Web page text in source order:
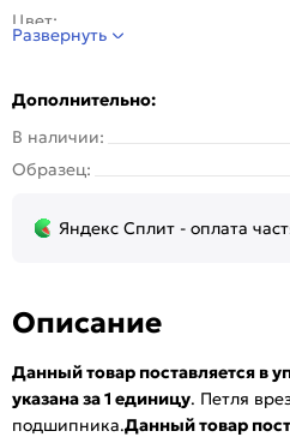
Цвет:
Развернуть
Дополнительно:
В наличии:
Образец:
Яндекс Сплит - оплата
Описание
Данный товар поставляется в
указана за 1 единицу. Петля
подшипника.Данный товар